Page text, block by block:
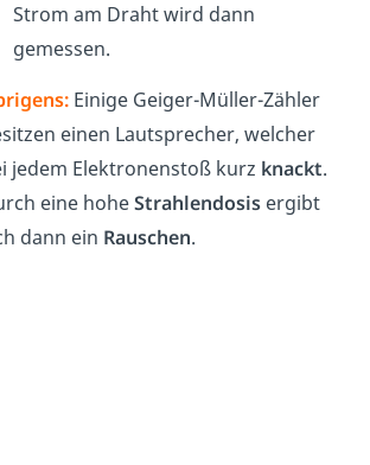
Strom am Draht wird dann
gemessen.
Einige Geiger-Müller-Zähler
einen Lautsprecher, welcher
jedem Elektronenstoß kurz knackt.
eine hoheStrahlendosis ergibt
dann ein Rauschen.